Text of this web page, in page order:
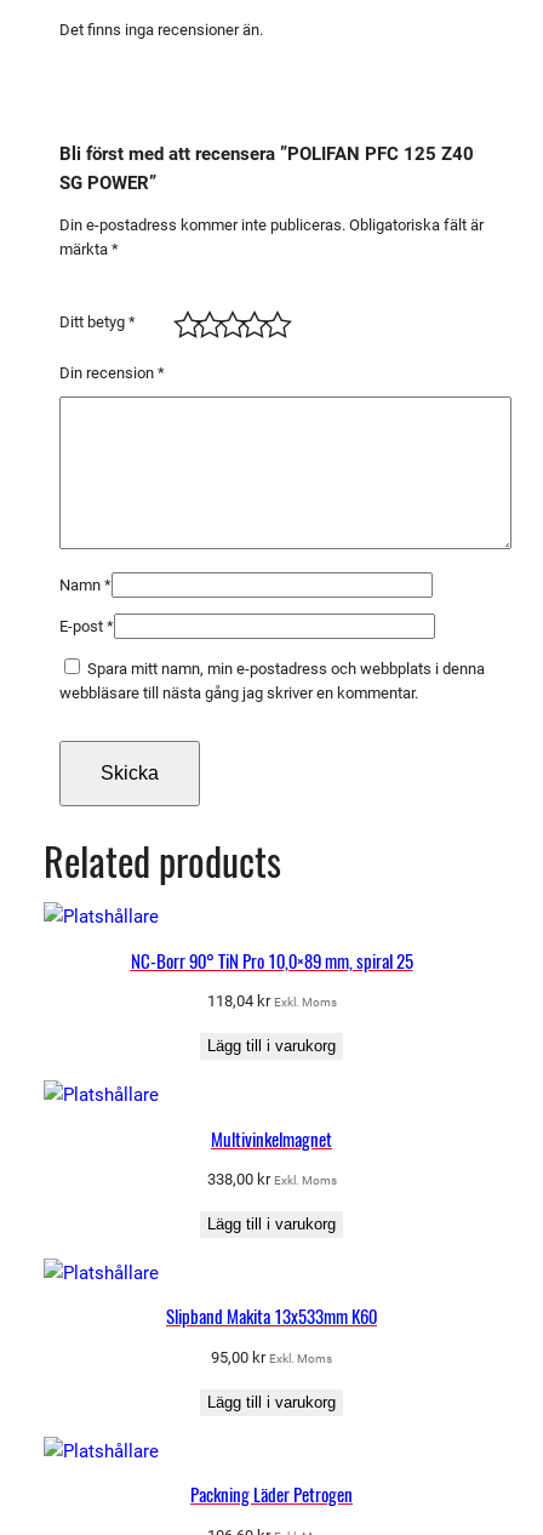
Det finns inga recensioner än.
Bli först med att recensera ”POLIFAN PFC 125 Z40
SG POWER”
Din e-postadress kommer inte publiceras. Obligatoriska fält är
märkta *
Ditt betyg *
Din recension *
Namn *
E-post *
Spara mitt namn, min e-postadress och webbplats i denna
webbläsare till nästa gång jag skriver en kommentar.
Related products
NC-Borr 90° TiN Pro 10,0×89 mm, spiral 25
118,04 kr Exkl. Moms
Lägg till i varukorg
Multivinkelmagnet
338,00 kr Exkl. Moms
Lägg till i varukorg
Slipband Makita 13x533mm K60
95,00 kr Exkl. Moms
Lägg till i varukorg
Packning Läder Petrogen